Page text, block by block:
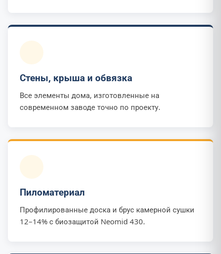
Стены, крыша и обвязка
Все элементы дома, изготовленные на
современном заводе точно по проекту.
Пиломатериал
Профилированные доска и брус камерной сушки
12–14% с биозащитой Neomid 430.